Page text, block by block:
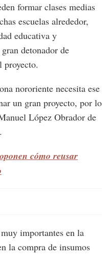
formar clases medias
escuelas alrededor,
educativa y
detonador de
nororiente necesita ese
un gran proyecto, por lo
López Obrador de
cómo reusar
importantes en la
la compra de insumos